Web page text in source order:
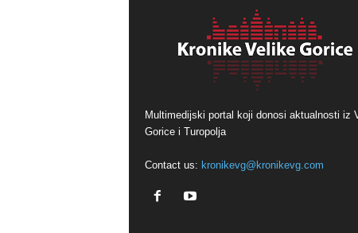
Multimedijski portal koji donosi aktualnosti iz
Gorice i Turopolja
Contact us: kronikevg@kronikevg.com